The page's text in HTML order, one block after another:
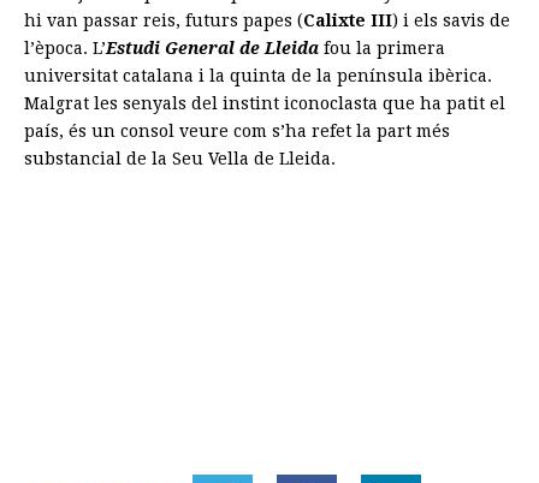
hi van passar reis, futurs papes (Calixte III) i els savis de
l’època. L’Estudi General de Lleida fou la primera
universitat catalana i la quinta de la península ibèrica.
Malgrat les senyals del instint iconoclasta que ha patit el
país, és un consol veure com s’ha refet la part més
substancial de la Seu Vella de Lleida.